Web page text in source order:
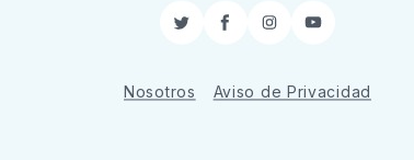
TwitterFacebook
InstagramYouTube
Nosotros Aviso de Privacidad